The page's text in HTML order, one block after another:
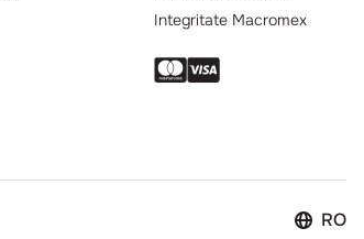
Integritate Macromex
RO